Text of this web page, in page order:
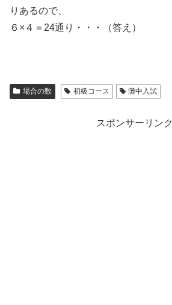
りあるので、
６×４＝24通り・・・（答え）
場合の数 初級コース 灘中入試
スポンサーリンク